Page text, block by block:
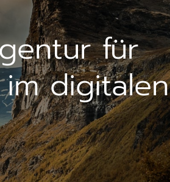
für
digitalen